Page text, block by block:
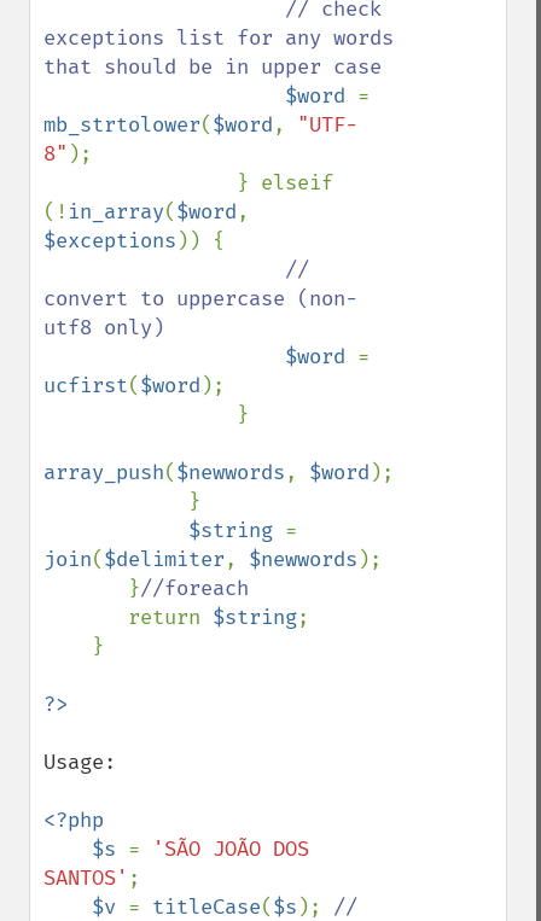
// check
exceptions list for any words
that should be in upper case
$word
mb_strtolower($word, "UTF-
8" );
(! in_array($word
$exceptions )) {
//
convert to uppercase (non-
utf8 only)
$word
ucfirst($word );
array_push($newwords, $word );
$string
join($delimiter, $newwords );
       }
//foreach
return $string;
Usage:
<?php
    $s
=
'SÃO JOÃO DOS
SANTOS' ;
$v = titleCase($s ); //